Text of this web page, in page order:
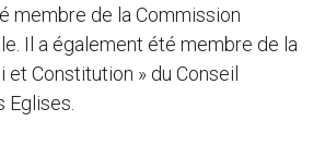
membre de la Commission
Il a également été membre de la
et Constitution » du Conseil